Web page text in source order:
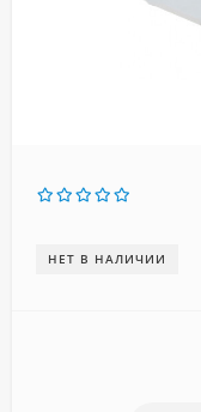
НЕТ В НАЛИЧИИ